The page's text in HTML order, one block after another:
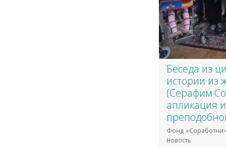
Беседа из
истории из
(Серафим
апликация
Фонд
Новость